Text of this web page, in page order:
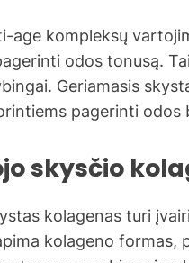
age kompleksų
odos tonusą.
Geriamasis
pagerinti odos
skysčio
kolagenas turi
kolageno formas,